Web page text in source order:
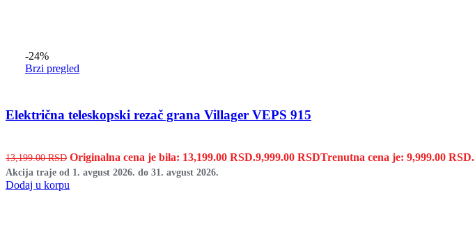
-24%
Brzi pregled
Električna teleskopski rezač grana Villager VEPS 915
13,199.00RSD Originalna cena je bila: 13,199.00 RSD.9,999.00 RSDTrenutna cena je: 9,999.00 RSD.
Akcija traje od 1. avgust 2026. do 31. avgust 2026.
Dodaj u korpu